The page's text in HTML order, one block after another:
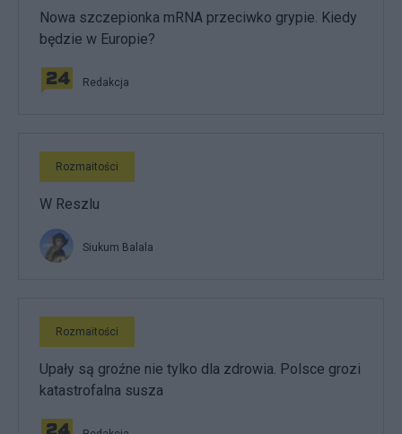
Nowa szczepionka mRNA przeciwko grypie. Kiedy
będzie w Europie?
Redakcja
Rozmaitości
W Reszlu
Siukum Balala
Rozmaitości
Upały są groźne nie tylko dla zdrowia. Polsce grozi
katastrofalna susza